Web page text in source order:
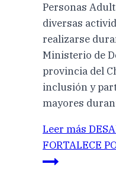
Personas
diversas
realizarse
Ministerio de
provincia del
inclusión y
mayores
Leer más
FORTALECE